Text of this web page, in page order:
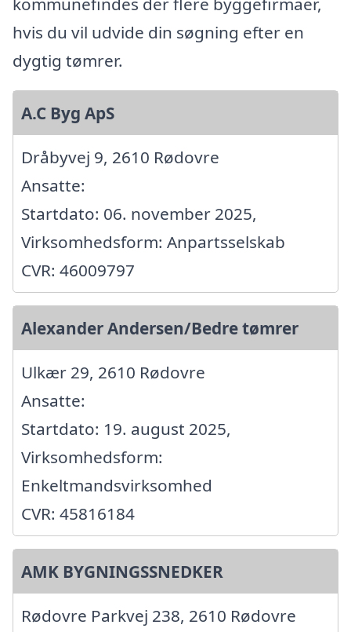
hvis du vil udvide din søgning efter en
dygtig tømrer.
A.C Byg ApS
Dråbyvej 9, 2610 Rødovre
Ansatte:
Startdato: 06. november 2025,
Virksomhedsform: Anpartsselskab
CVR: 46009797
Alexander Andersen/Bedre tømrer
Ulkær 29, 2610 Rødovre
Ansatte:
Startdato: 19. august 2025,
Virksomhedsform:
Enkeltmandsvirksomhed
CVR: 45816184
AMK BYGNINGSSNEDKER
Rødovre Parkvej 238, 2610 Rødovre